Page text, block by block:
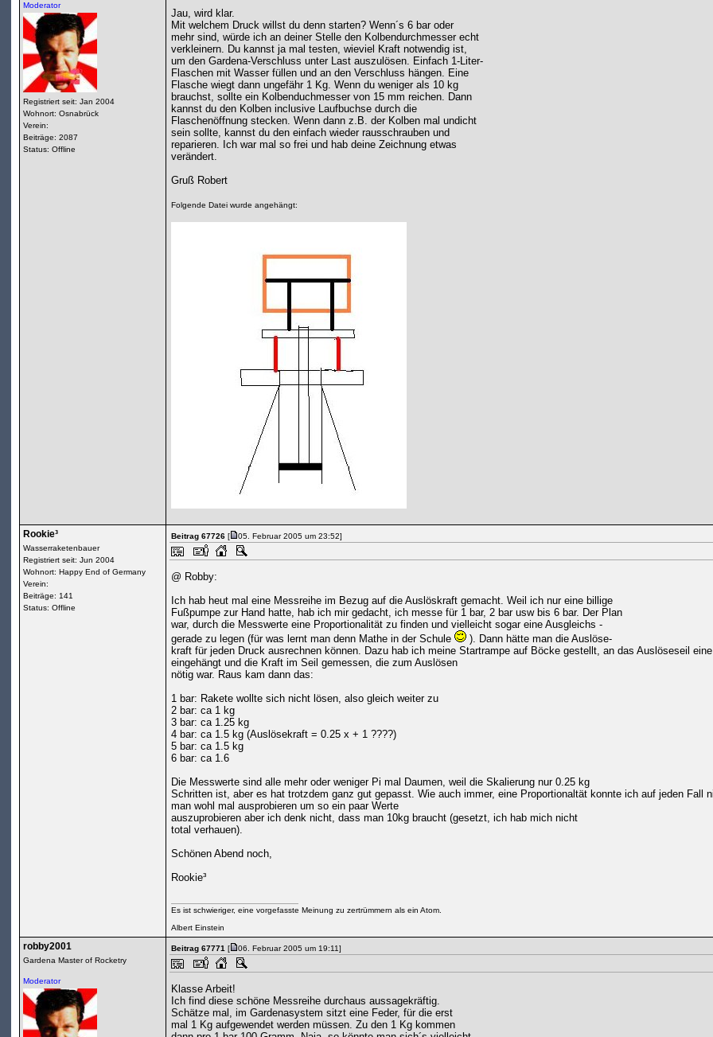
Moderator
Registriert seit: Jan 2004
Wohnort: Osnabrück
Verein:
Beiträge: 2087
Status: Offline
Jau, wird klar.
Mit welchem Druck willst du denn starten? Wenn´s 6 bar oder
mehr sind, würde ich an deiner Stelle den Kolbendurchmesser echt
verkleinern. Du kannst ja mal testen, wieviel Kraft notwendig ist,
um den Gardena-Verschluss unter Last auszulösen. Einfach 1-Liter-
Flaschen mit Wasser füllen und an den Verschluss hängen. Eine
Flasche wiegt dann ungefähr 1 Kg. Wenn du weniger als 10 kg
brauchst, sollte ein Kolbenduchmesser von 15 mm reichen. Dann
kannst du den Kolben inclusive Laufbuchse durch die
Flaschenöffnung stecken. Wenn dann z.B. der Kolben mal undicht
sein sollte, kannst du den einfach wieder rausschrauben und
reparieren. Ich war mal so frei und hab deine Zeichnung etwas
verändert.
Gruß Robert
Folgende Datei wurde angehängt:
Rookie³
Wasserraketenbauer
Registriert seit: Jun 2004
Wohnort: Happy End of Germany
Verein:
Beiträge: 141
Status: Offline
Beitrag 67726[
05. Februar 2005 um 23:52]
@ Robby:
Ich hab heut mal eine Messreihe im Bezug auf die Auslöskraft gemacht. Weil ich nur eine billige
Fußpumpe zur Hand hatte, hab ich mir gedacht, ich messe für 1 bar, 2 bar usw bis 6 bar. Der Plan
war, durch die Messwerte eine Proportionalität zu finden und vielleicht sogar eine Ausgleichs -
gerade zu legen (für was lernt man denn Mathe in der Schule
). Dann hätte man die Auslöse-
kraft für jeden Druck ausrechnen können. Dazu hab ich meine Startrampe auf Böcke gestellt, an das Auslöseseil
eingehängt und die Kraft im Seil gemessen, die zum Auslösen
nötig war. Raus kam dann das:
1 bar: Rakete wollte sich nicht lösen, also gleich weiter zu
2 bar: ca 1 kg
3 bar: ca 1.25 kg
4 bar: ca 1.5 kg (Auslösekraft = 0.25 x + 1 ????)
5 bar: ca 1.5 kg
6 bar: ca 1.6
Die Messwerte sind alle mehr oder weniger Pi mal Daumen, weil die Skalierung nur 0.25 kg
Schritten ist, aber es hat trotzdem ganz gut gepasst. Wie auch immer, eine Proportionaltät konnte ich auf jeden Fall
man wohl mal ausprobieren um so ein paar Werte
auszuprobieren aber ich denk nicht, dass man 10kg braucht (gesetzt, ich hab mich nicht
total verhauen).
Schönen Abend noch,
Rookie³
Es ist schwieriger, eine vorgefasste Meinung zu zertrümmern als ein Atom.
Albert Einstein
robby2001
Gardena Master of Rocketry
Moderator
Beitrag 67771[
06. Februar 2005 um 19:11]
Klasse Arbeit!
Ich find diese schöne Messreihe durchaus aussagekräftig.
Schätze mal, im Gardenasystem sitzt eine Feder, für die erst
mal 1 Kg aufgewendet werden müssen. Zu den 1 Kg kommen